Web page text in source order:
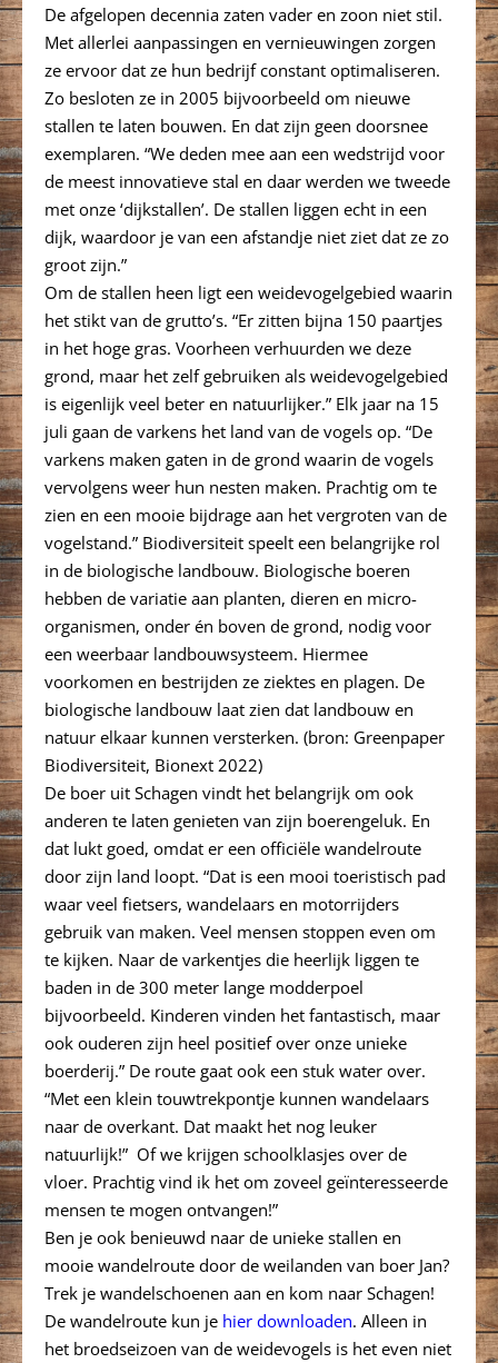
De afgelopen decennia zaten vader en zoon niet stil.
Met allerlei aanpassingen en vernieuwingen zorgen
ze ervoor dat ze hun bedrijf constant optimaliseren.
Zo besloten ze in 2005 bijvoorbeeld om nieuwe
stallen te laten bouwen. En dat zijn geen doorsnee
exemplaren. “We deden mee aan een wedstrijd voor
de meest innovatieve stal en daar werden we tweede
met onze ‘dijkstallen’. De stallen liggen echt in een
dijk, waardoor je van een afstandje niet ziet dat ze zo
groot zijn.”
Om de stallen heen ligt een weidevogelgebied waarin
het stikt van de grutto’s. “Er zitten bijna 150 paartjes
in het hoge gras. Voorheen verhuurden we deze
grond, maar het zelf gebruiken als weidevogelgebied
is eigenlijk veel beter en natuurlijker.” Elk jaar na 15
juli gaan de varkens het land van de vogels op. “De
varkens maken gaten in de grond waarin de vogels
vervolgens weer hun nesten maken. Prachtig om te
zien en een mooie bijdrage aan het vergroten van de
vogelstand.” Biodiversiteit speelt een belangrijke rol
in de biologische landbouw. Biologische boeren
hebben de variatie aan planten, dieren en micro-
organismen, onder én boven de grond, nodig voor
een weerbaar landbouwsysteem. Hiermee
voorkomen en bestrijden ze ziektes en plagen. De
biologische landbouw laat zien dat landbouw en
natuur elkaar kunnen versterken. (bron: Greenpaper
Biodiversiteit, Bionext 2022)
De boer uit Schagen vindt het belangrijk om ook
anderen te laten genieten van zijn boerengeluk. En
dat lukt goed, omdat er een officiële wandelroute
door zijn land loopt. “Dat is een mooi toeristisch pad
waar veel fietsers, wandelaars en motorrijders
gebruik van maken. Veel mensen stoppen even om
te kijken. Naar de varkentjes die heerlijk liggen te
baden in de 300 meter lange modderpoel
bijvoorbeeld. Kinderen vinden het fantastisch, maar
ook ouderen zijn heel positief over onze unieke
boerderij.” De route gaat ook een stuk water over.
“Met een klein touwtrekpontje kunnen wandelaars
naar de overkant. Dat maakt het nog leuker
natuurlijk!” Of we krijgen schoolklasjes over de
vloer. Prachtig vind ik het om zoveel geïnteresseerde
mensen te mogen ontvangen!”
Ben je ook benieuwd naar de unieke stallen en
mooie wandelroute door de weilanden van boer Jan?
Trek je wandelschoenen aan en kom naar Schagen!
De wandelroute kun je hier downloaden. Alleen in
het broedseizoen van de weidevogels is het even niet